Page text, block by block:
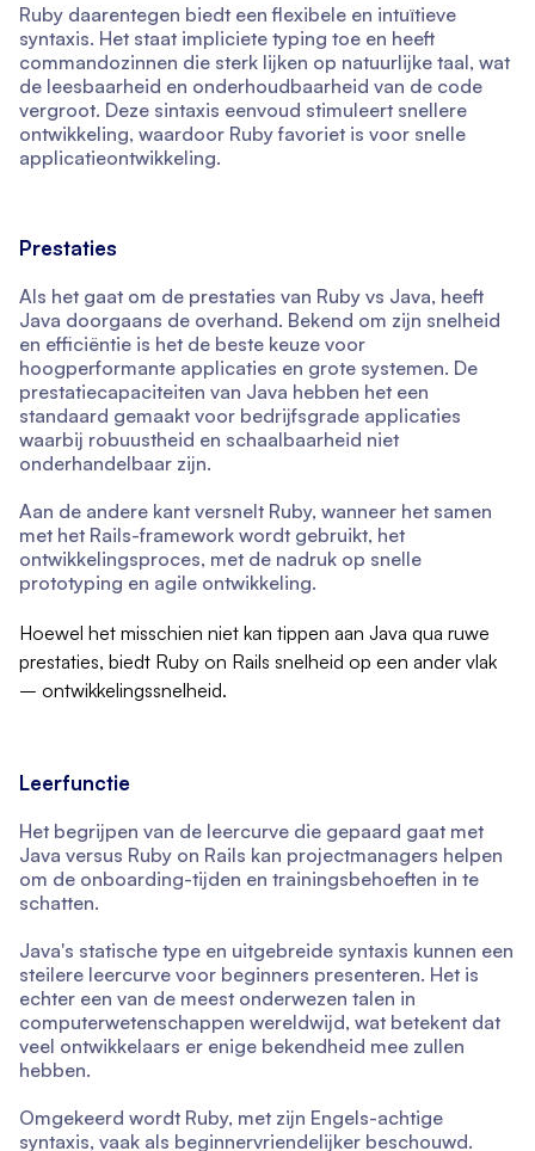
Ruby daarentegen biedt een flexibele en intuïtieve
syntaxis. Het staat impliciete typing toe en heeft
commandozinnen die sterk lijken op natuurlijke taal, wat
de leesbaarheid en onderhoudbaarheid van de code
vergroot. Deze sintaxis eenvoud stimuleert snellere
ontwikkeling, waardoor Ruby favoriet is voor snelle
applicatieontwikkeling.
Prestaties
Als het gaat om de prestaties van Ruby vs Java, heeft
Java doorgaans de overhand. Bekend om zijn snelheid
en efficiëntie is het de beste keuze voor
hoogperformante applicaties en grote systemen. De
prestatiecapaciteiten van Java hebben het een
standaard gemaakt voor bedrijfsgrade applicaties
waarbij robuustheid en schaalbaarheid niet
onderhandelbaar zijn.
Aan de andere kant versnelt Ruby, wanneer het samen
met het Rails-framework wordt gebruikt, het
ontwikkelingsproces, met de nadruk op snelle
prototyping en agile ontwikkeling.
Hoewel het misschien niet kan tippen aan Java qua ruwe
prestaties, biedt Ruby on Rails snelheid op een ander vlak
– ontwikkelingssnelheid.
Leerfunctie
Het begrijpen van de leercurve die gepaard gaat met
Java versus Ruby on Rails kan projectmanagers helpen
om de onboarding-tijden en trainingsbehoeften in te
schatten.
Java's statische type en uitgebreide syntaxis kunnen een
steilere leercurve voor beginners presenteren. Het is
echter een van de meest onderwezen talen in
computerwetenschappen wereldwijd, wat betekent dat
veel ontwikkelaars er enige bekendheid mee zullen
hebben.
Omgekeerd wordt Ruby, met zijn Engels-achtige
syntaxis, vaak als beginnervriendelijker beschouwd.